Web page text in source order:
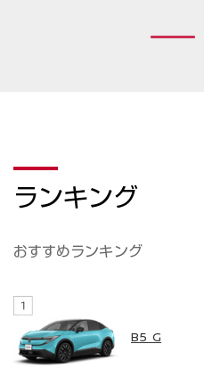
1
ランキング
おすすめランキング
B5 G